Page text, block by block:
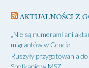
AKTUALNOŚCI Z
„Nie są numerami ani
migrantów w Ceucie
Ruszyły przygotowania